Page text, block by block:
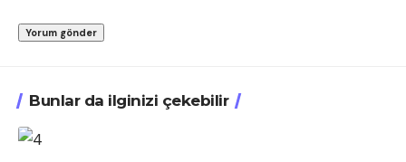
Bunlar da ilginizi çekebilir